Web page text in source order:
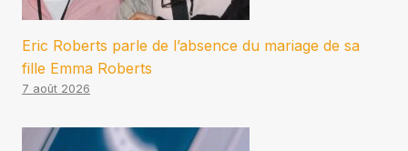
Eric Roberts parle de l’absence du mariage de sa
fille Emma Roberts
7 août 2026